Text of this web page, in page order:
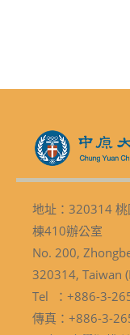
地址：320314
棟410辦公室
No. 200,
320314, Taiwan
Tel ：+886-3-
傳真：+886-3-